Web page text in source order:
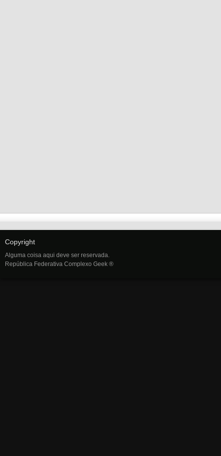
Copyright
Alguma coisa aqui deve ser reservada.
República Federativa Complexo Geek ®